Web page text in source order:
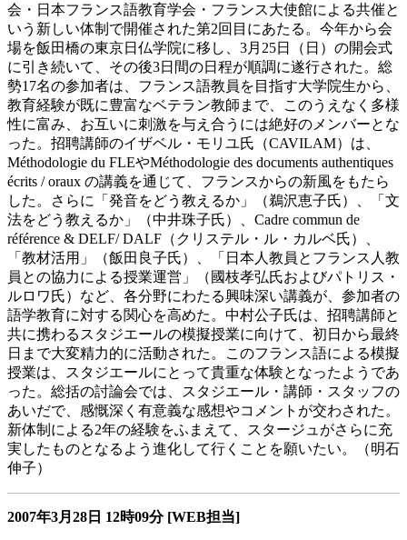
会・日本フランス語教育学会・フランス大使館による共催と
いう新しい体制で開催された第2回目にあたる。今年から会
場を飯田橋の東京日仏学院に移し、3月25日（日）の開会式
に引き続いて、その後3日間の日程が順調に遂行された。総
勢17名の参加者は、フランス語教員を目指す大学院生から、
教育経験が既に豊富なベテラン教師まで、このうえなく多様
性に富み、お互いに刺激を与え合うには絶好のメンバーとな
った。招聘講師のイザベル・モリユ氏（CAVILAM）は、
Méthodologie du FLEやMéthodologie des documents authentiques
écrits / oraux の講義を通じて、フランスからの新風をもたら
した。さらに「発音をどう教えるか」（鵜沢恵子氏）、「文
法をどう教えるか」（中井珠子氏）、Cadre commun de
référence & DELF/ DALF（クリステル・ル・カルベ氏）、
「教材活用」（飯田良子氏）、「日本人教員とフランス人教
員との協力による授業運営」（國枝孝弘氏およびパトリス・
ルロワ氏）など、各分野にわたる興味深い講義が、参加者の
語学教育に対する関心を高めた。中村公子氏は、招聘講師と
共に携わるスタジエールの模擬授業に向けて、初日から最終
日まで大変精力的に活動された。このフランス語による模擬
授業は、スタジエールにとって貴重な体験となったようであ
った。総括の討論会では、スタジエール・講師・スタッフの
あいだで、感慨深く有意義な感想やコメントが交わされた。
新体制による2年の経験をふまえて、スタージュがさらに充
実したものとなるよう進化して行くことを願いたい。（明石
伸子）
2007年3月28日 12時09分 [WEB担当]